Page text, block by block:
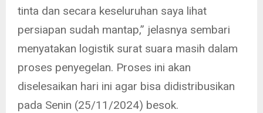
tinta dan secara keseluruhan saya lihat
persiapan sudah mantap,” jelasnya sembari
menyatakan logistik surat suara masih dalam
proses penyegelan. Proses ini akan
diselesaikan hari ini agar bisa didistribusikan
pada Senin (25/11/2024) besok.